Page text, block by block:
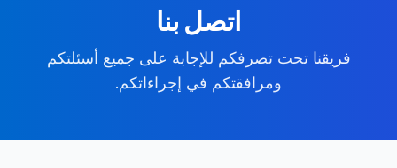
اتصل بنا
فريقنا تحت تصرفكم للإجابة على جميع أسئلتكم
ومرافقتكم في إجراءاتكم.